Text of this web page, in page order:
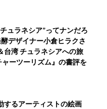
チュラネシア”ってナンだろ
デザイナー小倉ヒラクさ
台湾 チュラネシアへの旅
ーツーリズム』の書評を
するアーティストの絵画